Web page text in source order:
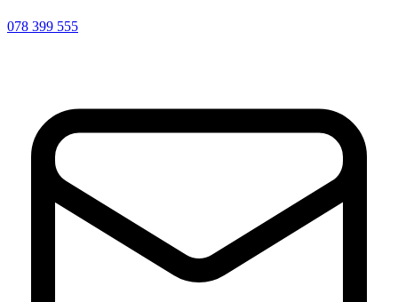
078 399 555